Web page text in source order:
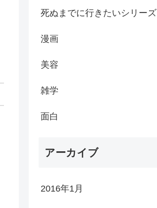
死ぬまでに行きたいシリーズ
漫画
美容
雑学
面白
アーカイブ
2016年1月